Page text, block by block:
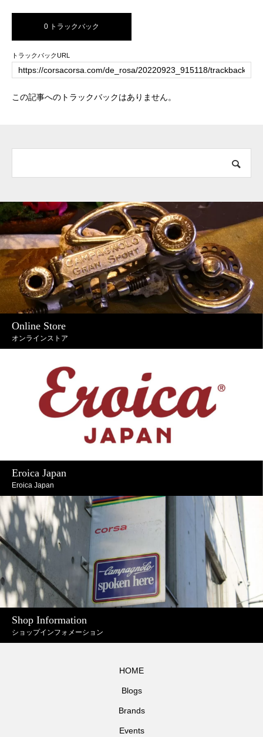
0 トラックバック
トラックバックURL
この記事へのトラックバックはありません。
Online Store
オンラインストア
Eroica Japan
Eroica Japan
Shop Information
ショップインフォメーション
HOME
Blogs
Brands
Events